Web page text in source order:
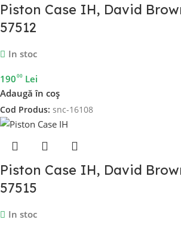
Piston Case IH, David
57512
In stoc
19000 Lei
Adaugă în coș
Cod Produs: snc-16108
Piston Case IH, David
57515
In stoc